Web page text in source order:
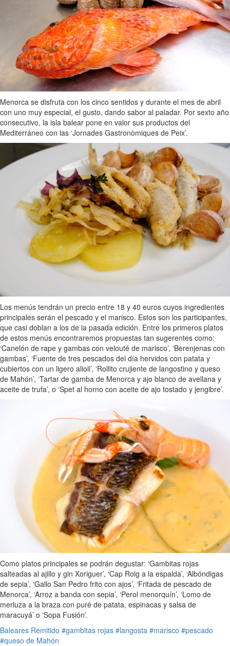
Menorca se disfruta con los cinco sentidos y durante el mes de abril
con uno muy especial, el gusto, dando sabor al paladar. Por sexto año
consecutivo, la isla balear pone en valor sus productos del
Mediterráneo con las ‘Jornades Gastronòmiques de Peix’.
Los menús tendrán un precio entre 18 y 40 euros cuyos ingredientes
principales serán el pescado y el marisco. Estos son los participantes,
que casi doblan a los de la pasada edición. Entre los primeros platos
de estos menús encontraremos propuestas tan sugerentes como:
‘Canelón de rape y gambas con velouté de marisco’, ‘Berenjenas con
gambas’, ‘Fuente de tres pescados del día hervidos con patata y
cubiertos con un ligero alioli’, ‘Rollito crujiente de langostino y queso
de Mahón’, ‘Tartar de gamba de Menorca y ajo blanco de avellana y
aceite de trufa’, o ‘Spet al horno con aceite de ajo tostado y jengibre’.
Como platos principales se podrán degustar: ‘Gambitas rojas
salteadas al ajillo y gin Xoriguer’, ‘Cap Roig a la espalda’, ‘Albóndigas
de sepia’, ‘Gallo San Pedro frito con ajos’, ‘Fritada de pescado de
Menorca’, ‘Arroz a banda con sepia’, ‘Perol menorquín’, ‘Lomo de
merluza a la braza con puré de patata, espinacas y salsa de
maracuyá’ o ‘Sopa Fusión’.
Baleares Remitido #gambitas rojas #langosta #marisco #pescado
#queso de Mahón